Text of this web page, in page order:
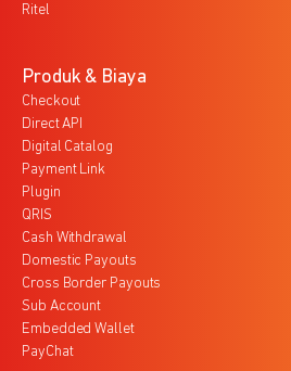
Ritel
Produk & Biaya
Checkout
Direct API
Digital Catalog
Payment Link
Plugin
QRIS
Cash Withdrawal
Domestic Payouts
Cross Border Payouts
Sub Account
Embedded Wallet
PayChat